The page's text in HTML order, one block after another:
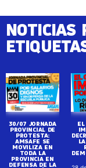
NOTICIAS
30/07 JORNADA
PROVINCIAL DE
PROTESTA:
AMSAFE SE
MOVILIZA EN
TODA LA
PROVINCIA EN
DEFENSA DE LA